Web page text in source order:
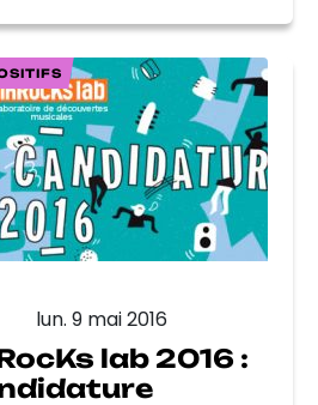
lun. 9 mai 2016
lab 2016 :